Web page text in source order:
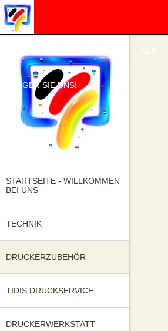
AGB
FRAGEN SIE UNS!
STARTSEITE - WILLKOMMEN
BEI UNS
TECHNIK
DRUCKERZUBEHÖR
TIDIS DRUCKSERVICE
DRUCKERWERKSTATT